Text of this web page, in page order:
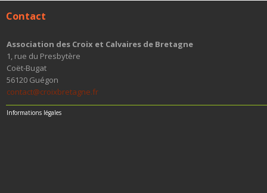
Contact
Association des Croix et Calvaires de Bretagne
1, rue du Presbytère
Coët-Bugat
56120 Guégon
contact@croixbretagne.fr
Informations légales